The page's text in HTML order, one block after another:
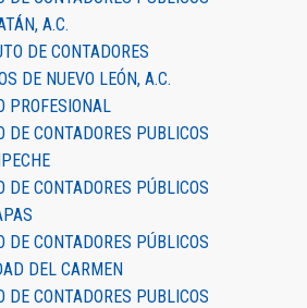
A.C.
DE CONTADORES
DE NUEVO LEÓN, A.C.
PROFESIONAL
DE CONTADORES PUBLICOS
DE CONTADORES PÚBLICOS
DE CONTADORES PÚBLICOS
DEL CARMEN
DE CONTADORES PUBLICOS